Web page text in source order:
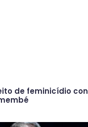
de feminicídio